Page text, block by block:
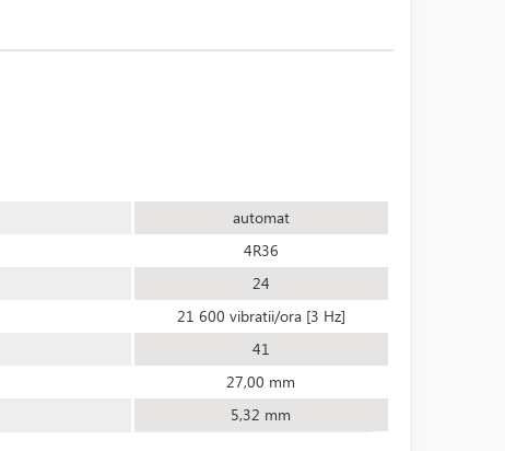
automat
4R36
24
21 600 vibratii/ora [3 Hz]
41
27,00 mm
5,32 mm